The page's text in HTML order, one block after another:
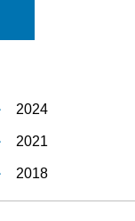
2024
2021
2018
2015